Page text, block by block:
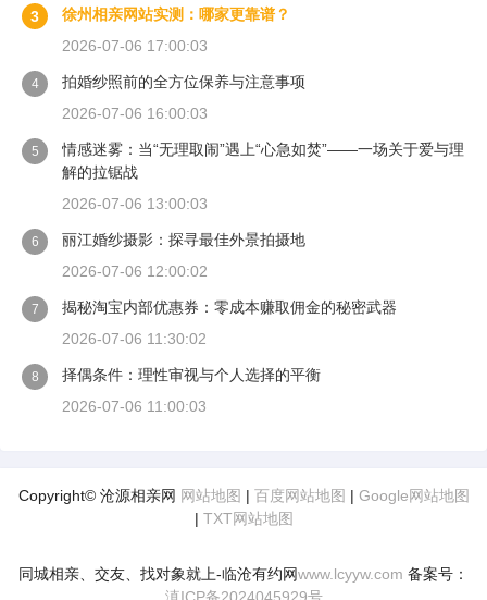
3
徐州相亲网站实测：哪家更靠谱？
2026-07-06 17:00:03
4
拍婚纱照前的全方位保养与注意事项
2026-07-06 16:00:03
5
情感迷雾：当“无理取闹”遇上“心急如焚”——一场关于爱与理
解的拉锯战
2026-07-06 13:00:03
6
丽江婚纱摄影：探寻最佳外景拍摄地
2026-07-06 12:00:02
7
揭秘淘宝内部优惠券：零成本赚取佣金的秘密武器
2026-07-06 11:30:02
8
择偶条件：理性审视与个人选择的平衡
2026-07-06 11:00:03
Copyright© 沧源相亲网 网站地图 | 百度网站地图 | Google网站地图
| TXT网站地图
同城相亲、交友、找对象就上-临沧有约网www.lcyyw.com 备案号：